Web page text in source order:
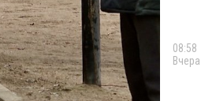
08:58
Вчера